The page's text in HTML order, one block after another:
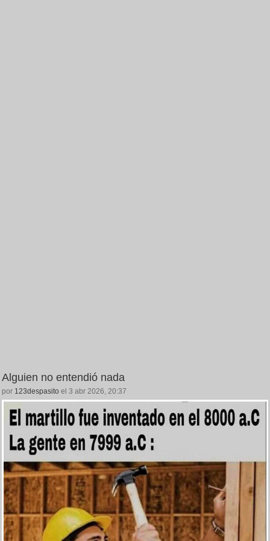
Alguien no entendió nada
por 123despasito el 3 abr 2026, 20:37